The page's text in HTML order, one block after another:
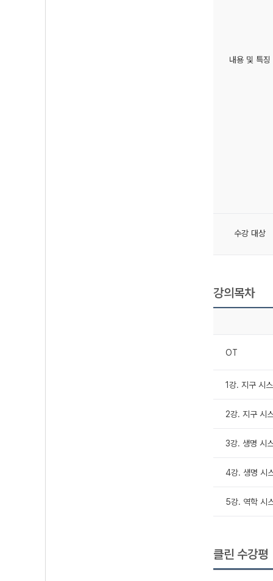
내용 및 특징
수강 대상
강의목차
OT
1강. 지구 시
2강. 지구 시
3강. 생명 시
4강. 생명 시
5강. 역학 시
클린 수강평